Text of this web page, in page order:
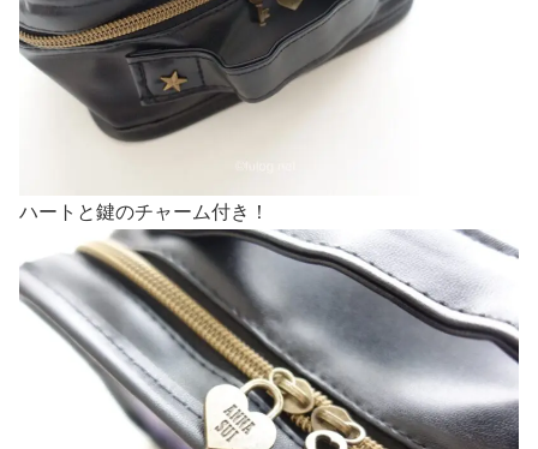
ハートと鍵のチャーム付き！